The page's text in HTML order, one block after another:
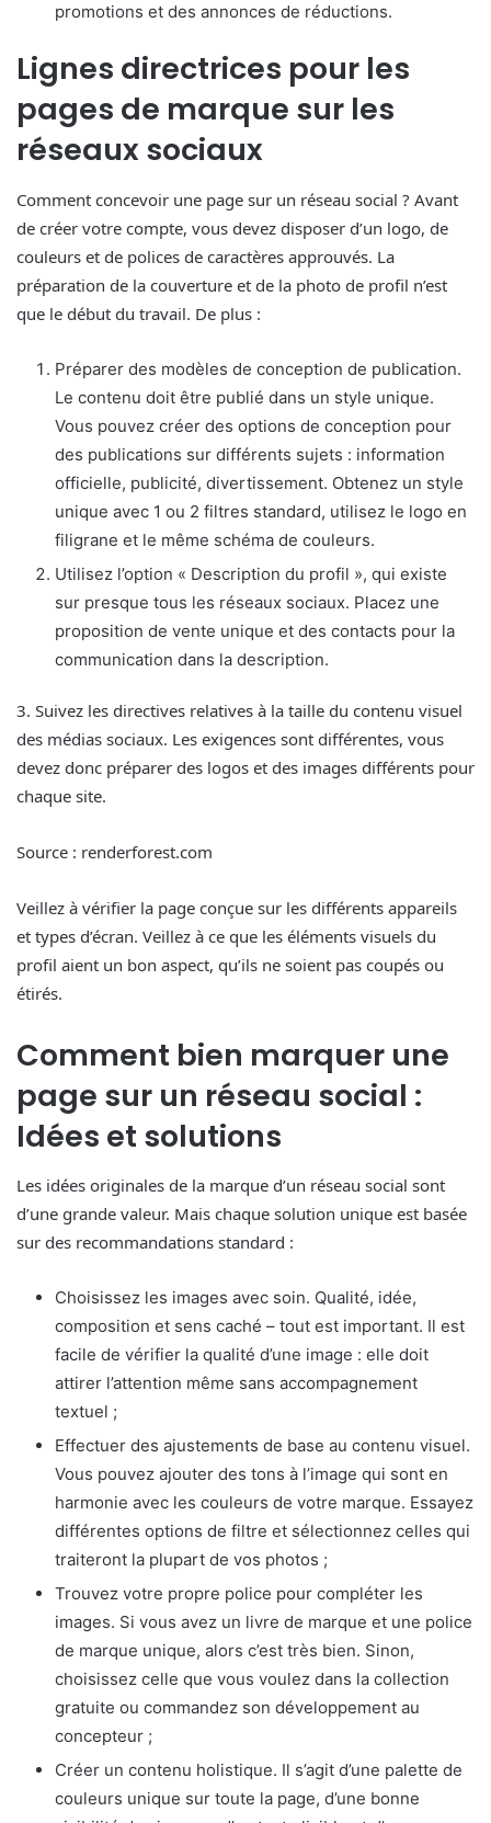
promotions et des annonces de réductions.
Lignes directrices pour les
pages de marque sur les
réseaux sociaux
Comment concevoir une page sur un réseau social ? Avant
de créer votre compte, vous devez disposer d’un logo, de
couleurs et de polices de caractères approuvés. La
préparation de la couverture et de la photo de profil n’est
que le début du travail. De plus :
Préparer des modèles de conception de publication.
Le contenu doit être publié dans un style unique.
Vous pouvez créer des options de conception pour
des publications sur différents sujets : information
officielle, publicité, divertissement. Obtenez un style
unique avec 1 ou 2 filtres standard, utilisez le logo en
filigrane et le même schéma de couleurs.
Utilisez l’option « Description du profil », qui existe
sur presque tous les réseaux sociaux. Placez une
proposition de vente unique et des contacts pour la
communication dans la description.
3. Suivez les directives relatives à la taille du contenu visuel
des médias sociaux. Les exigences sont différentes, vous
devez donc préparer des logos et des images différents pour
chaque site.
Source : renderforest.com
Veillez à vérifier la page conçue sur les différents appareils
et types d’écran. Veillez à ce que les éléments visuels du
profil aient un bon aspect, qu’ils ne soient pas coupés ou
étirés.
Comment bien marquer une
page sur un réseau social :
Idées et solutions
Les idées originales de la marque d’un réseau social sont
d’une grande valeur. Mais chaque solution unique est basée
sur des recommandations standard :
Choisissez les images avec soin. Qualité, idée,
composition et sens caché – tout est important. Il est
facile de vérifier la qualité d’une image : elle doit
attirer l’attention même sans accompagnement
textuel ;
Effectuer des ajustements de base au contenu visuel.
Vous pouvez ajouter des tons à l’image qui sont en
harmonie avec les couleurs de votre marque. Essayez
différentes options de filtre et sélectionnez celles qui
traiteront la plupart de vos photos ;
Trouvez votre propre police pour compléter les
images. Si vous avez un livre de marque et une police
de marque unique, alors c’est très bien. Sinon,
choisissez celle que vous voulez dans la collection
gratuite ou commandez son développement au
concepteur ;
Créer un contenu holistique. Il s’agit d’une palette de
couleurs unique sur toute la page, d’une bonne